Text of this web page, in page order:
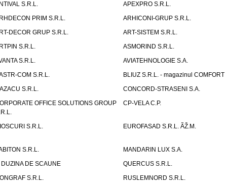
S.R.L.
APEXPRO S.R.L.
PRIM S.R.L.
ARHICONI-GRUP S.R.L.
DECOR GRUP S.R.L.
ART-SISTEM S.R.L.
S.R.L.
ASMORIND S.R.L.
S.R.L.
AVIATEHNOLOGIE S.A.
COM S.R.L.
BLIUZ S.R.L. - magazinul COMFORT
S.R.L.
CONCORD-STRASENI S.A.
OFFICE SOLUTIONS GROUP
CP-VELA C.P.
S.R.L. EUROFASAD S.R.L. ÃŽ.M.
S.R.L.
MANDARIN LUX S.A.
DUZINA DE SCAUNE
QUERCUS S.R.L.
S.R.L.
RUSLEMNORD S.R.L.